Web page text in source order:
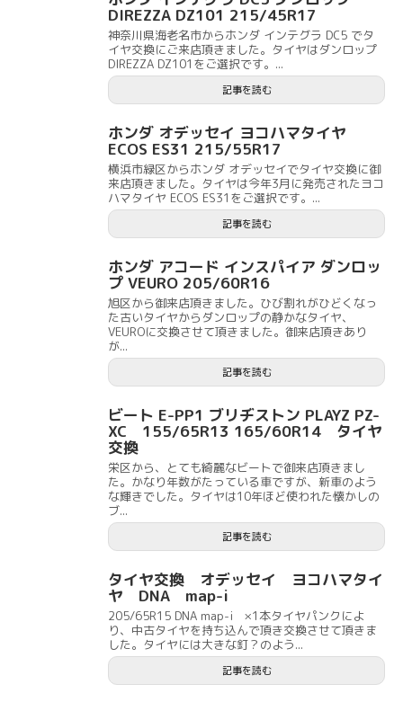
DIREZZA DZ101 215/45R17
神奈川県海老名市からホンダ インテグラ DC5 でタ
イヤ交換にご来店頂きました。タイヤはダンロップ
DIREZZA DZ101をご選択です。...
記事を読む
ホンダ オデッセイ ヨコハマタイヤ
ECOS ES31 215/55R17
横浜市緑区からホンダ オデッセイでタイヤ交換に御
来店頂きました。タイヤは今年3月に発売されたヨコ
ハマタイヤ ECOS ES31をご選択です。...
記事を読む
ホンダ アコード インスパイア ダンロッ
プ VEURO 205/60R16
旭区から御来店頂きました。ひび割れがひどくなっ
た古いタイヤからダンロップの静かなタイヤ、
VEUROに交換させて頂きました。御来店頂きあり
が...
記事を読む
ビート E-PP1 ブリヂストン PLAYZ PZ-
XC 155/65R13 165/60R14 タイヤ
交換
栄区から、とても綺麗なビートで御来店頂きまし
た。かなり年数がたっている車ですが、新車のよう
な輝きでした。タイヤは10年ほど使われた懐かしの
ブ...
記事を読む
タイヤ交換 オデッセイ ヨコハマタイ
ヤ DNA map-i
205/65R15 DNA map-i ×1本タイヤパンクによ
り、中古タイヤを持ち込んで頂き交換させて頂きま
した。タイヤには大きな釘？のよう...
記事を読む